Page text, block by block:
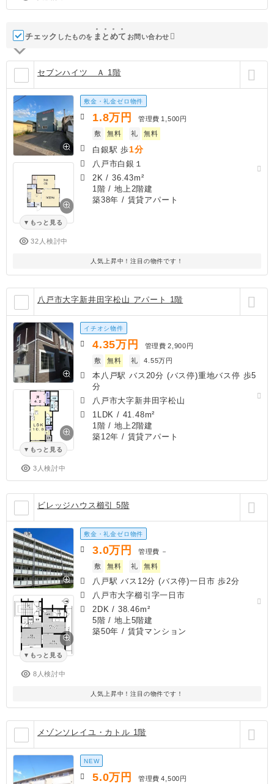
チェック したものを ま と めて お問い合わせ
セブンハイツ Ａ 1階
もっと見る
32人検討中
敷金・礼金ゼロ物件
1.8万円 管理費 1,500円
敷
無料 礼 無料
白銀駅 歩1分
八戸市白銀１
2K /36.43m²
1階 / 地上2階建
築38年 / 賃貸アパート
人気上昇中！注目の物件です！
八戸市大字新井田字松山 アパート 1階
もっと見る
3人検討中
イチオシ物件
4.35万円 管理費 2,900円
敷
無料 礼 4.55万円
本八戸駅 バス20分 (バス停)重地バス停 歩5
分
八戸市大字新井田字松山
1LDK / 41.48m²
1階 / 地上2階建
築12年 / 賃貸アパート
ビレッジハウス櫛引 5階
もっと見る
8人検討中
敷金・礼金ゼロ物件
3.0万円 管理費 －
敷
無料 礼 無料
八戸駅 バス12分 (バス停)一日市 歩2分
八戸市大字櫛引字一日市
2DK / 38.46m²
5階 / 地上5階建
築50年 / 賃貸マンション
人気上昇中！注目の物件です！
メゾンソレイユ・カトル 1階
NEW
5.0万円 管理費 4,500円